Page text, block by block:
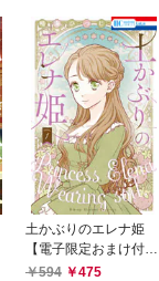
土かぶりのエレナ姫
【電子限定おまけ付
き】 1巻
594 475